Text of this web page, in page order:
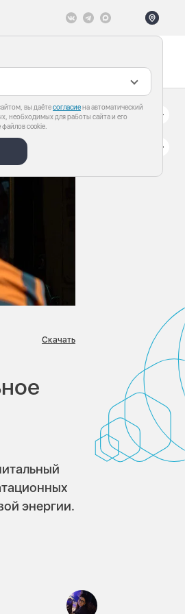
вы даётесогласиена автоматический
необходимых для работы сайта и его
cookie.
Скачать
энергии.